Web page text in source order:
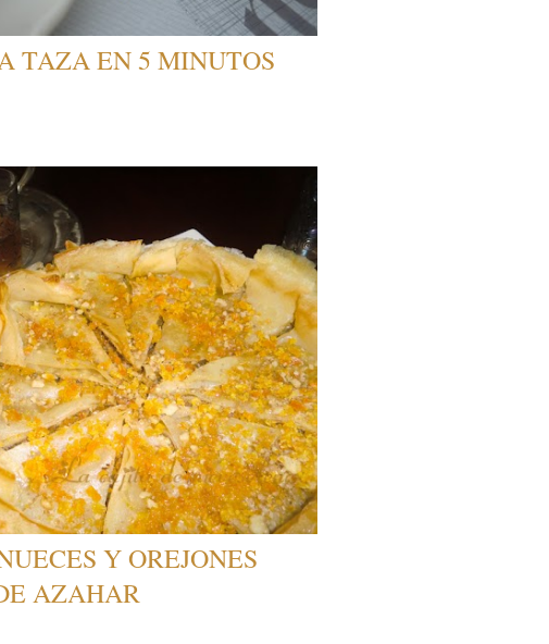
TAZA EN 5 MINUTOS
Y OREJONES
AZAHAR